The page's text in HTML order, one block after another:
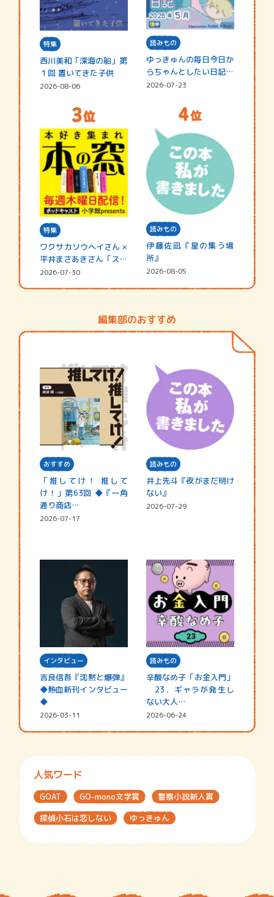
特集
西川美和「深海の船」第
１回 置いてきた子供
2026-08-06
読みもの
ゆっきゅんの毎日今日か
らちゃんとしたい日記
☆202…
2026-07-23
特集
ワクサカソウヘイさん ×
平井まさあきさん「スペ
シャ…
2026-07-30
読みもの
伊藤佐凪『星の集う場
所』
2026-08-05
編集部のおすすめ
おすすめ
「推してけ！ 推して
け！」第63回 ◆『一角
通り商店…
2026-07-17
読みもの
井上先斗『夜がまだ明け
ない』
2026-07-29
インタビュー
吉良信吾『沈黙と爆弾』
◆熱血新刊インタビュー
◆
2026-03-11
読みもの
辛酸なめ子「お金入門」
23．ギャラが発生し
ない大人…
2026-06-24
人気ワード
GOAT GO-mono文学賞
警察小説新人賞
探偵小石は恋しない
ゆっきゅん